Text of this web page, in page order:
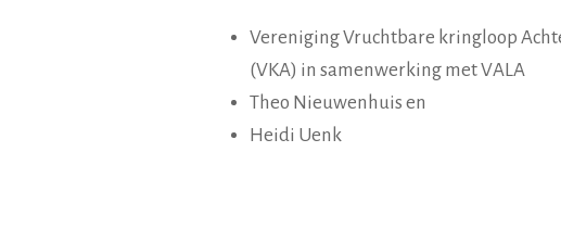
Vereniging Vruchtbare kringloop
(VKA) in samenwerking met VALA
Theo Nieuwenhuis en
Heidi Uenk